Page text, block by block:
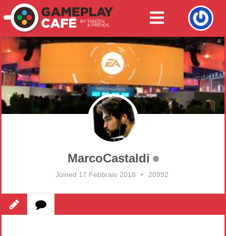
MarcoCastaldi
Joined 17 Febbraio 2018 • 20992